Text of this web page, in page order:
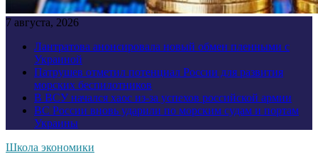
7 августа, 2026
Лантратова анонсировала новый обмен пленными с
Украиной
Патрушев отметил потенциал России для развития
морских беспилотников
В ВСУ начался хаос из-за успехов российской армии
ВС России вновь ударили по морским судам и портам
Украины
Школа экономики